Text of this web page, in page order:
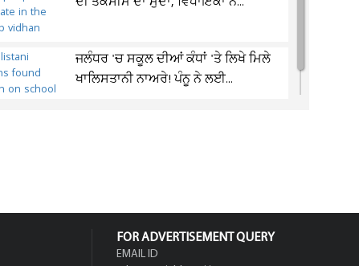
ਜਲੰਧਰ 'ਚ ਸਕੂਲ ਦੀਆਂ ਕੰਧਾਂ 'ਤੇ ਲਿਖੇ ਮਿਲੇ
ਖਾਲਿਸਤਾਨੀ ਨਾਅਰੇ! ਪੰਨੂ ਨੇ ਲਈ...
FOR ADVERTISEMENT QUERY
EMAIL ID